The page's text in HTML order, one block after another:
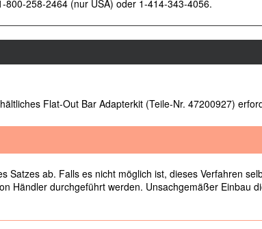
258-2464 (nur USA) oder 1-414-343-4056.
Flat-Out Bar Adapterkit (Teile-Nr. 47200927)
ab. Falls es nicht möglich ist, dieses Verfahren
Händler durchgeführt werden. Unsachgemäßer Einbau